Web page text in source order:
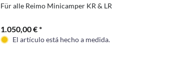
Für alle Reimo Minicamper KR & LR
1.050,00 € *
El artículo está hecho a medida.